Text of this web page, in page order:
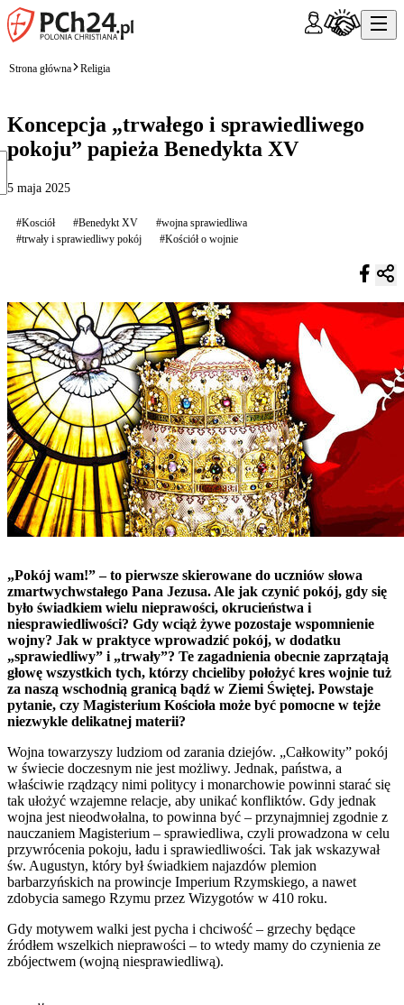
Strona główna Religia
Koncepcja „trwałego i sprawiedliwego
pokoju” papieża Benedykta XV
5 maja 2025
#Kosciół #Benedykt XV
#wojna sprawiedliwa
#trwały i sprawiedliwy pokój
#Kościół o wojnie
„Pokój wam!” – to pierwsze skierowane do uczniów słowa
zmartwychwstałego Pana Jezusa. Ale jak czynić pokój, gdy się
było świadkiem wielu nieprawości, okrucieństwa i
niesprawiedliwości? Gdy wciąż żywe pozostaje wspomnienie
wojny? Jak w praktyce wprowadzić pokój, w dodatku
„sprawiedliwy” i „trwały”? Te zagadnienia obecnie zaprzątają
głowę wszystkich tych, którzy chcieliby położyć kres wojnie tuż
za naszą wschodnią granicą bądź w Ziemi Świętej. Powstaje
pytanie, czy Magisterium Kościoła może być pomocne w tejże
niezwykle delikatnej materii?
Wojna towarzyszy ludziom od zarania dziejów. „Całkowity” pokój
w świecie doczesnym nie jest możliwy. Jednak, państwa, a
właściwie rządzący nimi politycy i monarchowie powinni starać się
tak ułożyć wzajemne relacje, aby unikać konfliktów. Gdy jednak
wojna jest nieodwołalna, to powinna być – przynajmniej zgodnie z
nauczaniem Magisterium – sprawiedliwa, czyli prowadzona w celu
przywrócenia pokoju, ładu i sprawiedliwości. Tak jak wskazywał
św. Augustyn, który był świadkiem najazdów plemion
barbarzyńskich na prowincje Imperium Rzymskiego, a nawet
zdobycia samego Rzymu przez Wizygotów w 410 roku.
Gdy motywem walki jest pycha i chciwość – grzechy będące
źródłem wszelkich nieprawości – to wtedy mamy do czynienia ze
zbójectwem (wojną niesprawiedliwą).